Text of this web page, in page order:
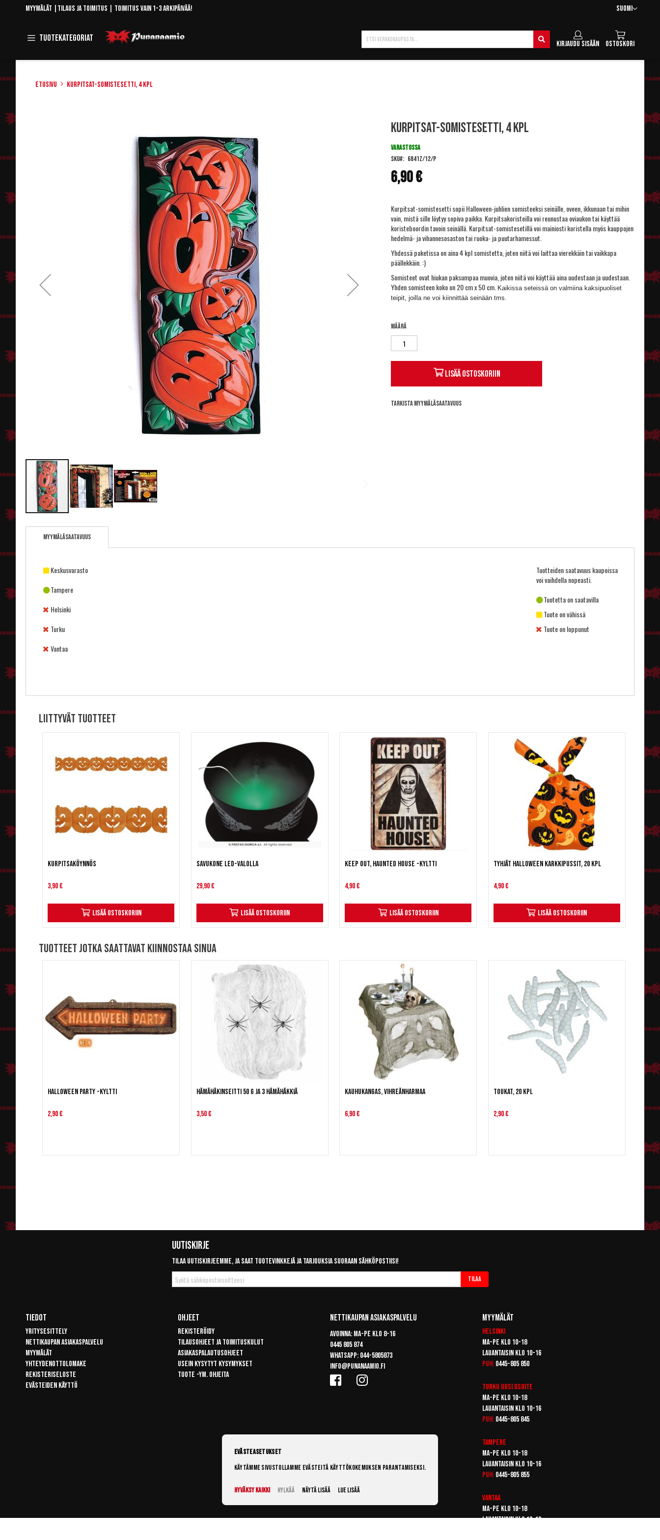
Skip
Kieli
Suomi
Myymälät Tilaus ja toimitus | Toimitus vain 1-3 arkipäivää!
Tuotekategoriat Toggle
Navigation
Ostoskori
Kirjaudu sisään
Hae
Etusivu Kurpitsat-somistesetti, 4 kpl
to
gallery
Kurpitsat-somistesetti, 4 kpl
6,90 €
VARASTOSSA
SKU
6841Z/12/P
Kurpitsat-somistesetti sopii Halloween-juhlien somisteeksi seinälle, oveen, ikkunaan tai mihin
vain, mistä sille löytyy sopiva paikka. Kurpitsakoristeilla voi reunustaa oviaukon tai käyttää
koristeboordin tavoin seinällä. Kurpitsat-somistesetillä voi mainiosti koristella myös kauppojen
hedelmä- ja vihannesosaston tai ruoka- ja puutarhamessut.
Yhdessä paketissa on aina 4 kpl somistetta, joten niitä voi laittaa vierekkäin tai vaikkapa
päällekkäin. :)
Somisteet ovat hiukan paksumpaa muovia, joten niitä voi käyttää aina uudestaan ja uudestaan.
Yhden somisteen koko on 20 cm x 50 cm. Kaikissa seteissä on valmiina kaksipuoliset
teipit, joilla ne voi kiinnittää seinään tms.
Määrä
Lisää ostoskoriin
Tarkista myymäläsaatavuus
Myymäläsaatavuus
Tuotteiden saatavuus kaupoissa
voi vaihdella nopeasti.
Tuotetta on saatavilla
Tuote on vähissä
Tuote on loppunut
Keskusvarasto
Tampere
Helsinki
Turku
Vantaa
Liittyvät tuotteet
Kurpitsaköynnös
3,90 €
Lisää ostoskoriin
Savukone LED-valolla
29,90 €
Lisää ostoskoriin
Keep out, haunted house -kyltti
4,90 €
Lisää ostoskoriin
Tyhjät Halloween karkkipussit, 20 kpl
4,90 €
Lisää ostoskoriin
Tuotteet jotka saattavat kiinnostaa sinua
Halloween party -kyltti
2,90 €
Hämähäkinseitti 50 g ja 3 hämähäkkiä
3,50 €
Kauhukangas, vihreänharmaa
6,90 €
Toukat, 20 kpl
2,90 €
Uutiskirje
Tilaa uutiskirjeemme, ja saat tuotevinkkejä ja tarjouksia suoraan sähköpostiisi!
Tilaa
uutiskirje
Tilaa
Tiedot
Yritysesittely
Nettikaupan asiakaspalvelu
Myymälät
Yhteydenottolomake
Rekisteriseloste
Evästeiden käyttö
Ohjeet
Rekisteröidy
Tilausohjeet ja toimituskulut
Asiakaspalautusohjeet
Usein kysytyt kysymykset
Tuote -ym. ohjeita
Nettikaupan Asiakaspalvelu
Avoinna: Ma-pe klo 8-16
0445 805 874
Whatsapp: 044-5805873
info@punanaamio.fi
Myymälät
Helsinki
Ma-pe klo 10-18
Lauantaisin klo 10-16
Puh: 0445-805 850
Turku Uusi osoite
Ma-pe klo 10-18
Lauantaisin klo 10-16
Puh: 0445-805 845
Tampere
Ma-pe klo 10-18
Lauantaisin klo 10-16
Puh: 0445-805 855
Vantaa
Ma-pe klo 10-18
Lauantaisin klo 10-16
Evästeasetukset
Käytämme sivustollamme evästeitä käyttökokemuksen parantamiseksi.
Hyväksy kaikki Hylkää Näytä lisää Lue lisää